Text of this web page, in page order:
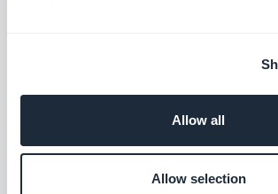
Allow all
Allow selection
Guía interactiva
usuarios la primera vez que
aplicación